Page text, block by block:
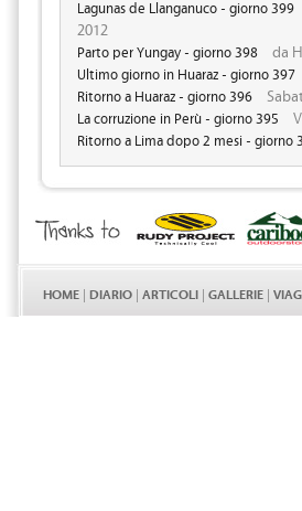
Lagunas de Llanganuco - giorno 399
2012
Parto per Yungay - giorno 398 da
Ultimo giorno in Huaraz - giorno 397
Ritorno a Huaraz - giorno 396
La corruzione in Perù - giorno 395
Ritorno a Lima dopo 2 mesi - giorno
HOME | DIARIO | ARTICOLI | GALLERIE |